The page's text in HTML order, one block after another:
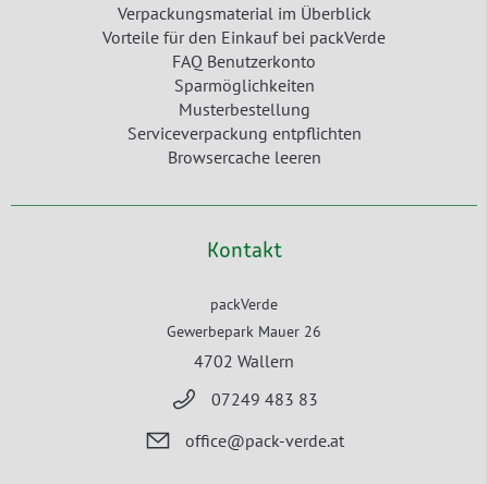
Verpackungsmaterial im Überblick
Vorteile für den Einkauf bei packVerde
FAQ Benutzerkonto
Sparmöglichkeiten
Musterbestellung
Serviceverpackung entpflichten
Browsercache leeren
Kontakt
packVerde
Gewerbepark Mauer 26
4702 Wallern
07249 483 83
office@pack-verde.at